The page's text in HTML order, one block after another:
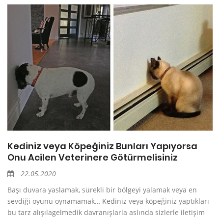
Kediniz veya Köpeğiniz Bunları Yapıyorsa
Onu Acilen Veterinere Götürmelisiniz
22.05.2020
Başı duvara yaslamak, sürekli bir bölgeyi yalamak veya en
sevdiği oyunu oynamamak… Kediniz veya köpeğiniz yaptıkları
bu tarz alışılagelmedik davranışlarla aslında sizlerle iletişim